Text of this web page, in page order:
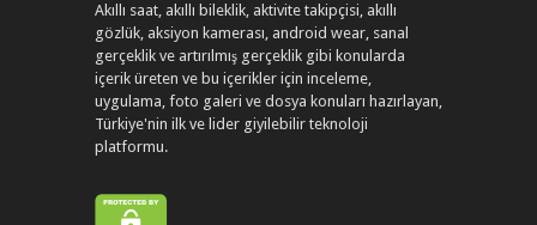
Akıllı saat, akıllı bileklik, aktivite takipçisi, akıllı
gözlük, aksiyon kamerası, android wear, sanal
gerçeklik ve artırılmış gerçeklik gibi konularda
içerik üreten ve bu içerikler için inceleme,
uygulama, foto galeri ve dosya konuları hazırlayan,
Türkiye'nin ilk ve lider giyilebilir teknoloji
platformu.